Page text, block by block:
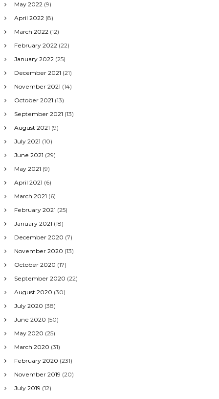
May 2022(9)
April 2022(8)
March 2022(12)
February 2022(22)
January 2022(25)
December 2021 (21)
November 2021 (14)
October 2021 (13)
September 2021 (13)
August 2021 (9)
July 2021 (10)
June 2021 (29)
May 2021 (9)
April 2021 (6)
March 2021 (6)
February 2021 (25)
January 2021 (18)
December 2020 (7)
November 2020 (13)
October 2020 (17)
September 2020 (22)
August 2020 (30)
July 2020 (38)
June 2020 (50)
May 2020 (25)
March 2020 (31)
February 2020 (231)
November 2019 (20)
July 2019 (12)